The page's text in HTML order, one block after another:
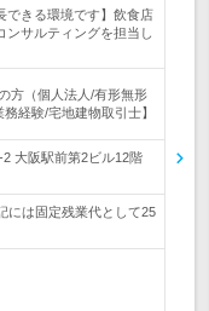
できる環境です】飲食店
ンサルティングを担当し
方（個人法人/有形無形
経験/宅地建物取引士】
大阪駅前第2ビル12階
には固定残業代として25